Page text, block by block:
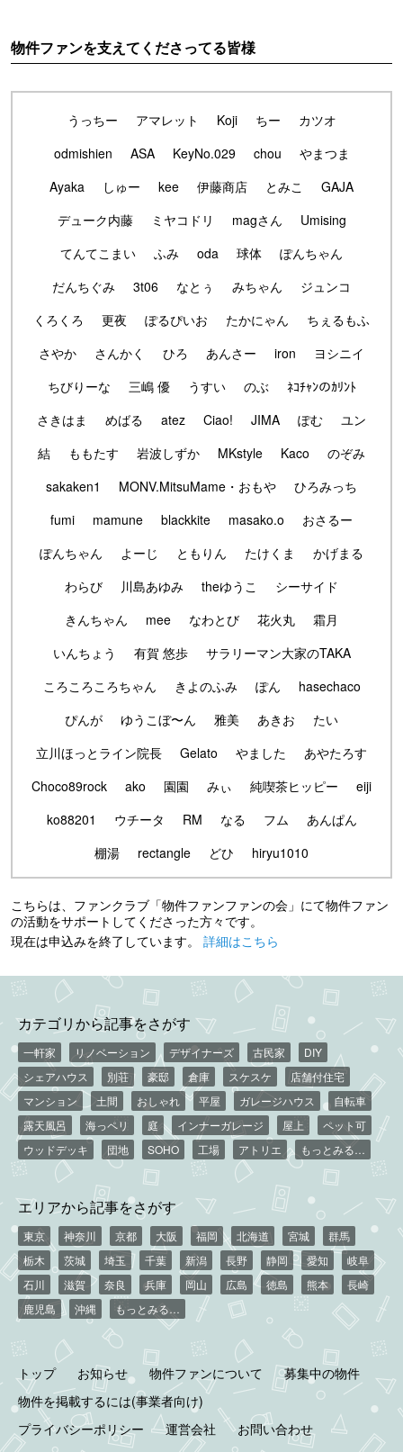
物件ファンを支えてくださってる皆様
うっちー アマレット Koji ちー
カツオ
odmishien
ASA KeyNo.029 chou
やまつま
Ayaka
しゅー kee 伊藤商店 とみこ
GAJA
デューク内藤
ミヤコドリ magさん
Umising
てんてこまい
ふみ oda 球体
ぽんちゃん
だんちぐみ
3t06 なとぅ みちゃん
ジュンコ
くろくろ
更夜 ぽるぴいお たかにゃん
ちぇるもふ
さやか
さんかく ひろ あんさー iron
ヨシニイ
ちびりーな
三嶋 優 うすい のぶ
ﾈｺﾁｬﾝのｶﾘﾝﾄ
さきはま
めばる atez Ciao! JIMA ぽむ
ユン
結
ももたす 岩波しずか MKstyle Kaco
のぞみ
sakaken1
MONV.MitsuMame・おもや
ひろみっち
fumi
mamune blackkite masako.o
おさるー
ぽんちゃん
よーじ ともりん たけくま
かげまる
わらび
川島あゆみ theゆうこ
シーサイド
きんちゃん
mee なわとび 花火丸
霜月
いんちょう
有賀 悠歩
サラリーマン大家のTAKA
ころころころちゃん
きよのふみ ぽん
hasechaco
ぴんが
ゆうこぼ〜ん 雅美 あきお
たい
立川ほっとライン院長
Gelato やました
あやたろす
Choco89rock
ako 園園 みぃ 純喫茶ヒッピー
eiji
ko88201
ウチータ RM なる フム
あんぱん
棚湯
rectangle どひ hiryu1010
こちらは、ファンクラブ「物件ファンファンの会」にて物件ファン
の活動をサポートしてくださった方々です。
現在は申込みを終了しています。 詳細はこちら
カテゴリから記事をさがす
一軒家 リノベーション デザイナーズ 古民家
DIY
シェアハウス
別荘 豪邸 倉庫 スケスケ
店舗付住宅
マンション
土間 おしゃれ 平屋 ガレージハウス
自転車
露天風呂
海っペリ 庭 インナーガレージ 屋上
ペット可
ウッドデッキ
団地 SOHO 工場 アトリエ もっとみる…
エリアから記事をさがす
東京 神奈川 京都 大阪 福岡 北海道 宮城
群馬
栃木
茨城 埼玉 千葉 新潟 長野 静岡 愛知
岐阜
石川
滋賀 奈良 兵庫 岡山 広島 徳島 熊本
長崎
鹿児島
沖縄 もっとみる…
トップ お知らせ 物件ファンについて
募集中の物件
物件を掲載するには(事業者向け)
プライバシーポリシー
運営会社 お問い合わせ